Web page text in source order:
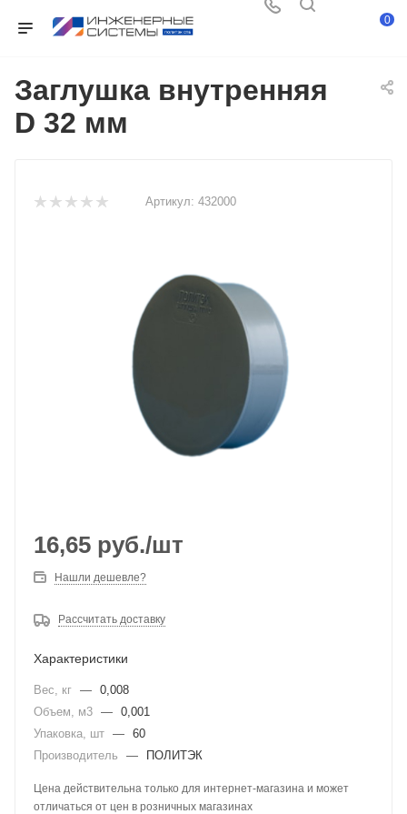
0
Заглушка внутренняя
D 32 мм
Артикул: 432000
16,65 руб./шт
Нашли дешевле?
Рассчитать доставку
Характеристики
Вес, кг — 0,008
Объем, м3 — 0,001
Упаковка, шт — 60
Производитель
— ПОЛИТЭК
Цена действительна только для интернет-магазина и может
отличаться от цен в розничных магазинах